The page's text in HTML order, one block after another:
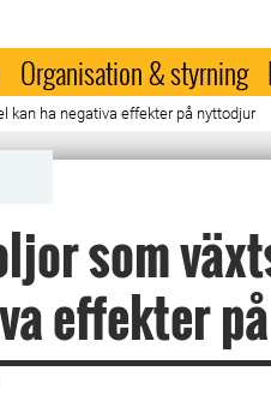
Organisation & styrning
kan ha negativa effekter på nyttodjur
som
effekter